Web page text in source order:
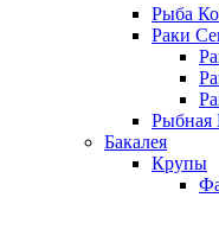
Рыба
Раки
Рыбная
Бакалея
Крупы